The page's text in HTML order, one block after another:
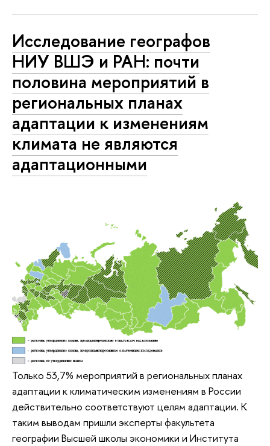
Исследование географов
НИУ ВШЭ и РАН: почти
половина мероприятий в
региональных планах
адаптации к изменениям
климата не являются
адаптационными
Только 53,7% мероприятий в региональных планах
адаптации к климатическим изменениям в России
действительно соответствуют целям адаптации. К
таким выводам пришли эксперты факультета
географии Высшей школы экономики и Института